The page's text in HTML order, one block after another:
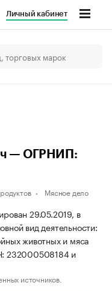
Личный кабинет
— ОГРНИП:
Мясное дело
29.05.2019, в
вид деятельности:
животных и мяса
232000508184 и
источников.